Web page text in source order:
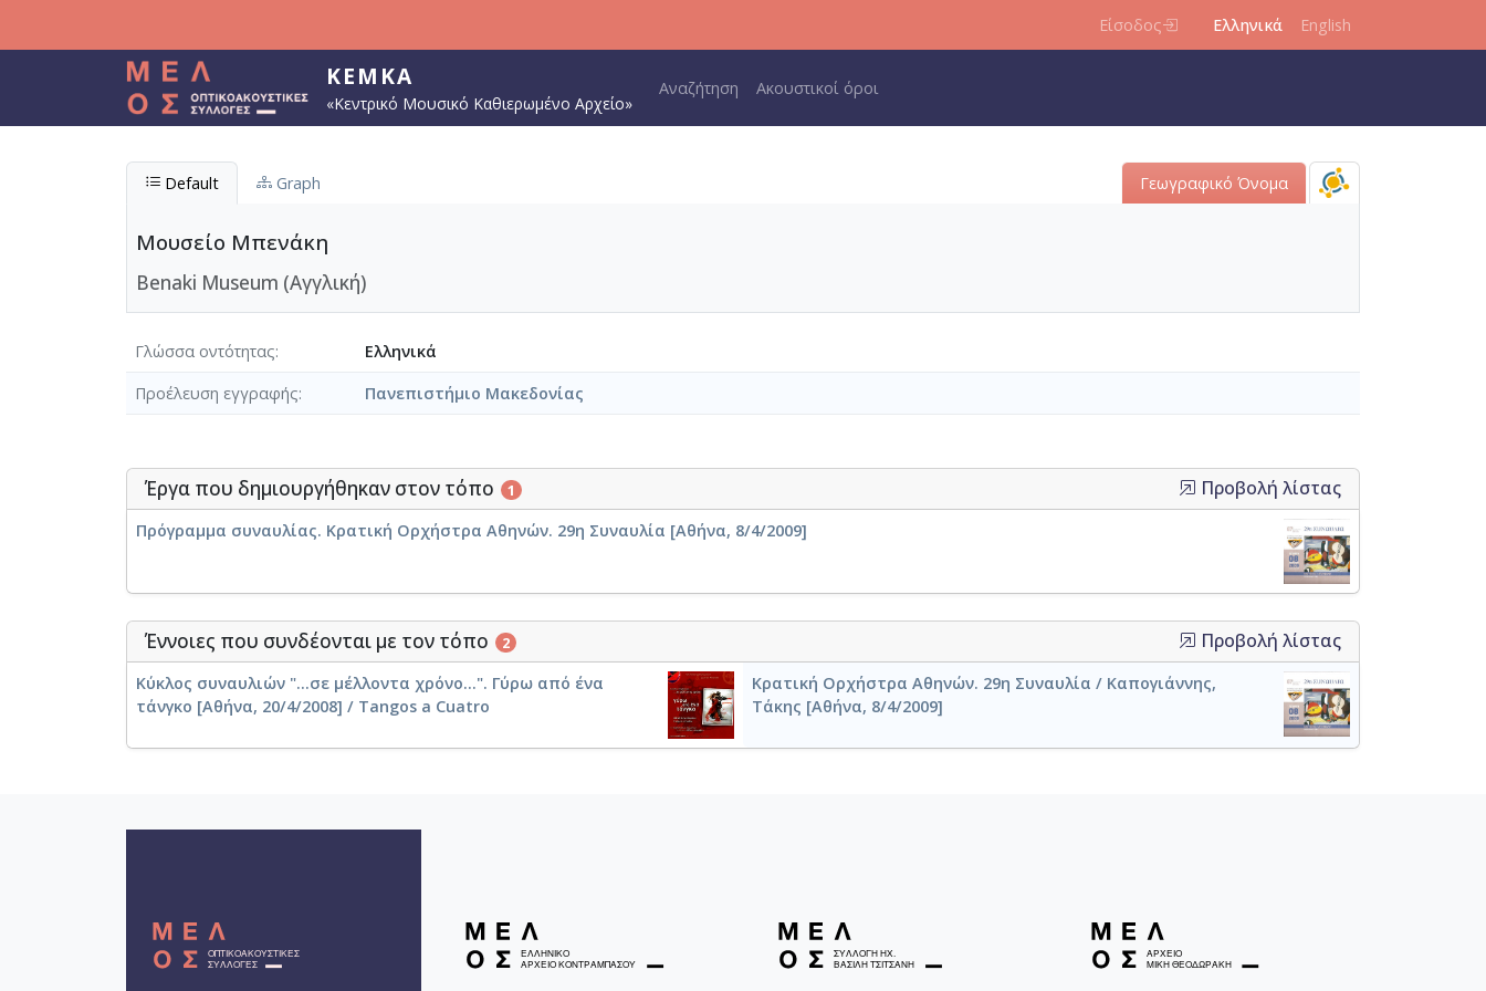
Είσοδος Ελληνικά English
ΚΕΜΚΑ
«Κεντρικό Μουσικό Καθιερωμένο Αρχείο»
Main navigation
Αναζήτηση Ακουστικοί όροι
Default Graph Γεωγραφικό Όνομα
Μουσείο Μπενάκη
Benaki Museum (Αγγλική)
Γλώσσα οντότητας
Ελληνικά
Προέλευση εγγραφής
Πανεπιστήμιο Μακεδονίας
Έργα που δημιουργήθηκαν στον τόπο 1 Προβολή λίστας
Πρόγραμμα συναυλίας. Κρατική Ορχήστρα Αθηνών. 29η Συναυλία [Αθήνα, 8/4/2009]
Έννοιες που συνδέονται με τον τόπο 2 Προβολή λίστας
Κύκλος συναυλιών "...σε μέλλοντα χρόνο...". Γύρω από ένα
τάνγκο [Αθήνα, 20/4/2008] / Tangos a Cuatro
Κρατική Ορχήστρα Αθηνών. 29η Συναυλία / Καπογιάννης,
Τάκης [Αθήνα, 8/4/2009]